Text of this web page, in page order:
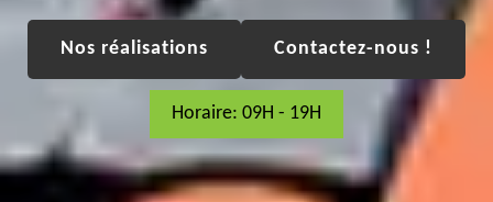
Nos réalisations Contactez-nous !
Horaire: 09H - 19H